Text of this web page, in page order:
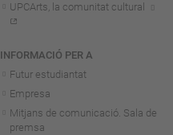
UPCArts, la comunitat cultural
INFORMACIÓ PER A
Futur estudiantat
Empresa
Mitjans de comunicació. Sala de
premsa